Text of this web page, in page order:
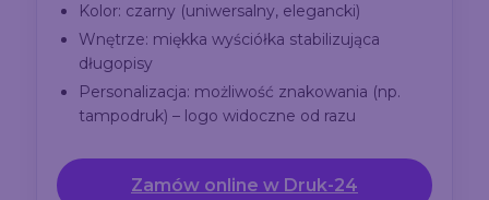
Kolor: czarny (uniwersalny, elegancki)
Wnętrze: miękka wyściółka stabilizująca
długopisy
Personalizacja: możliwość znakowania (np.
tampodruk) – logo widoczne od razu
Zamów online w Druk-24